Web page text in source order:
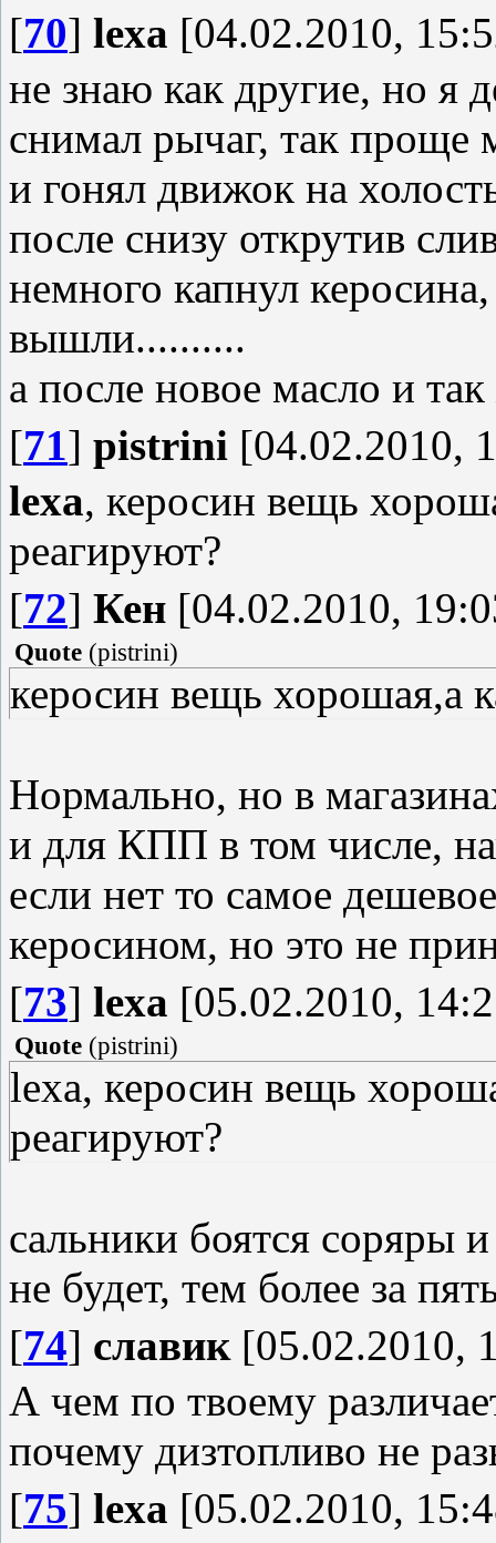
[70] lexa [04.02.2010,
не знаю как другие, но я
снимал рычаг, так проще
и гонял движок на
после снизу открутив
немного капнул
вышли..........
а после новое масло и
[71] pistrini [04.02.2010,
lexa, керосин вещь
реагируют?
[72] Кен [04.02.2010,
Quote (pistrini)
керосин вещь хорошая,а
Нормально, но в
и для КПП в том числе,
если нет то самое
керосином, но это не
[73] lexa [05.02.2010,
Quote (pistrini)
lexa, керосин вещь
реагируют?
сальники боятся соряры
не будет, тем более за
[74] славик[05.02.2010,
А чем по твоему
почему дизтопливо не
[75] lexa [05.02.2010,